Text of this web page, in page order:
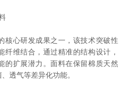
核心研发成果之一，该技术突破性
纤维结合，通过精准的结构设计，
的扩展潜力。面料在保留棉质天然
透气等差异化功能。